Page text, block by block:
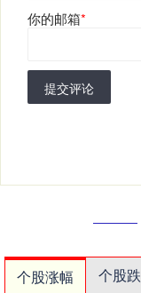
你的邮箱*
提交评论
个股涨幅 个股